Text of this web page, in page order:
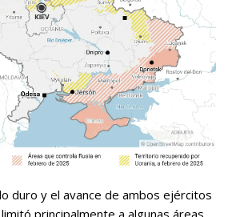
duro y el avance de ambos ejércitos
principalmente a algunas áreas